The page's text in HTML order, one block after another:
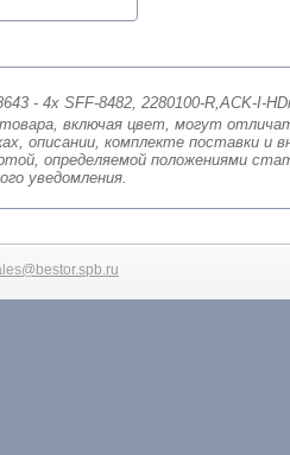
- 4x SFF-8482, 2280100-R,ACK-I-
включая цвет, могут отличаться от
описании, комплекте поставки и
определяемой положениями
уведомления.